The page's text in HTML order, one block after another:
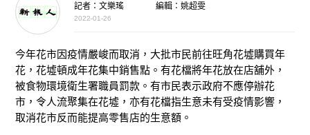
記者：文樂瑤 編輯：姚超雯
2022-01-26
今年花市因疫情嚴峻而取消，大批市民前往旺角花墟購買年
花，花墟頓成年花集中銷售點。有花檔將年花放在店舖外，
被食物環境衛生署職員罰款。有市民表示政府不應停辦花
市，令人流聚集在花墟，亦有花檔指生意未有受疫情影響，
取消花市反而能提高零售店的生意額。